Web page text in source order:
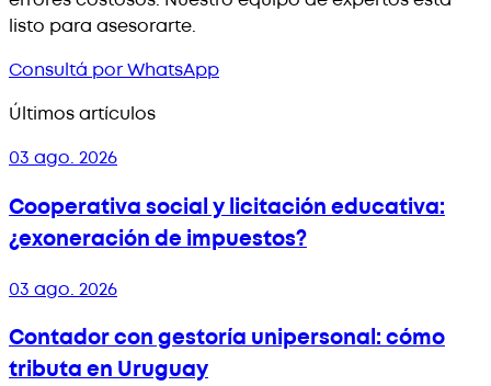
listo para asesorarte.
Consultá por WhatsApp
Últimos artículos
03 ago. 2026
Cooperativa social y licitación educativa:
¿exoneración de impuestos?
03 ago. 2026
Contador con gestoría unipersonal: cómo
tributa en Uruguay